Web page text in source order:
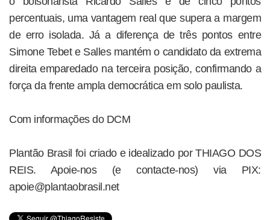
percentuais, uma vantagem real que supera a margem
de erro isolada. Já a diferença de três pontos entre
Simone Tebet e Salles mantém o candidato da extrema
direita emparedado na terceira posição, confirmando a
força da frente ampla democrática em solo paulista.
Com informações do DCM
Plantão Brasil foi criado e idealizado por THIAGO DOS
REIS. Apoie-nos (e contacte-nos) via PIX:
apoie@plantaobrasil.net